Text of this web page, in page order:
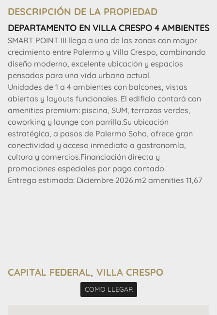
DESCRIPCIÓN DE LA PROPIEDAD
DEPARTAMENTO EN VILLA CRESPO 4 AMBIENTES
SMART POINT III llega a una de las zonas con mayor
crecimiento entre Palermo y Villa Crespo, combinando
diseño moderno, excelente ubicación y espacios
pensados para una vida urbana actual.
Unidades de 1 a 4 ambientes con balcones, vistas
abiertas y layouts funcionales. El edificio contará con
amenities premium: piscina, SUM, terrazas verdes,
coworking y lounge con parrilla.Su ubicación
estratégica, a pasos de Palermo Soho, ofrece gran
conectividad y acceso inmediato a gastronomía,
cultura y comercios.Financiación directa y
promociones especiales por pago contado.
Entrega estimada: Diciembre 2026.m2 amenities 11,67
AVISO LEGAL: Las descripciones arquitectónicas y
CAPITAL FEDERAL, VILLA CRESPO
COMO LLEGAR